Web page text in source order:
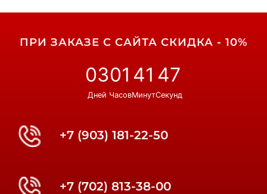
ПРИ ЗАКАЗЕ С САЙТА СКИДКА - 10%
03
Дней
01
Часов
41
Минут
47
Секунд
+7 (903) 181-22-50
+7 (702) 813-38-00